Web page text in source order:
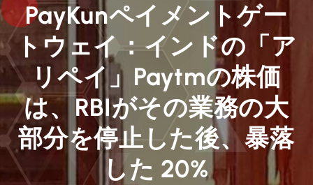
プ
PayKunペイメントゲー
トウェイ：インドの「ア
リペイ」Paytmの株価
は、RBIがその業務の大
部分を停止した後、暴落
した 20%